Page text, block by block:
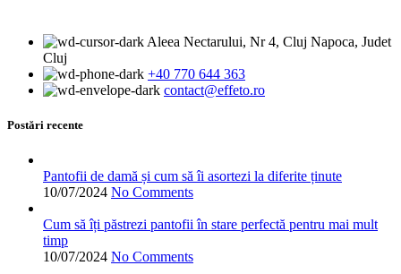
multe
Opțiunile
pot
produsului.
Aleea Nectarului, Nr 4, Cluj Napoca, Judet
Cluj
+40 770 644 363
contact@effeto.ro
Postări recente
Pantofii de damă și cum să îi asortezi la diferite ținute
10/07/2024 No Comments
Cum să îți păstrezi pantofii în stare perfectă pentru mai mult
timp
10/07/2024 No Comments